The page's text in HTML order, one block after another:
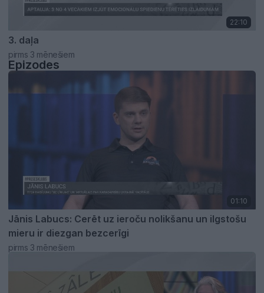
22:10
3. daļa
pirms 3 mēnešiem
Epizodes
01:10
Jānis Labucs: Cerēt uz ieroču nolikšanu un ilgstošu
mieru ir diezgan bezcerīgi
pirms 3 mēnešiem